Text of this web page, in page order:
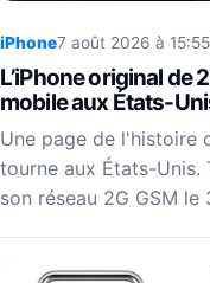
iPhone7 août 2026 à 15:55
L’iPhone original de
mobile aux États-
Une page de l'histoire
tourne aux États-
son réseau 2G GSM